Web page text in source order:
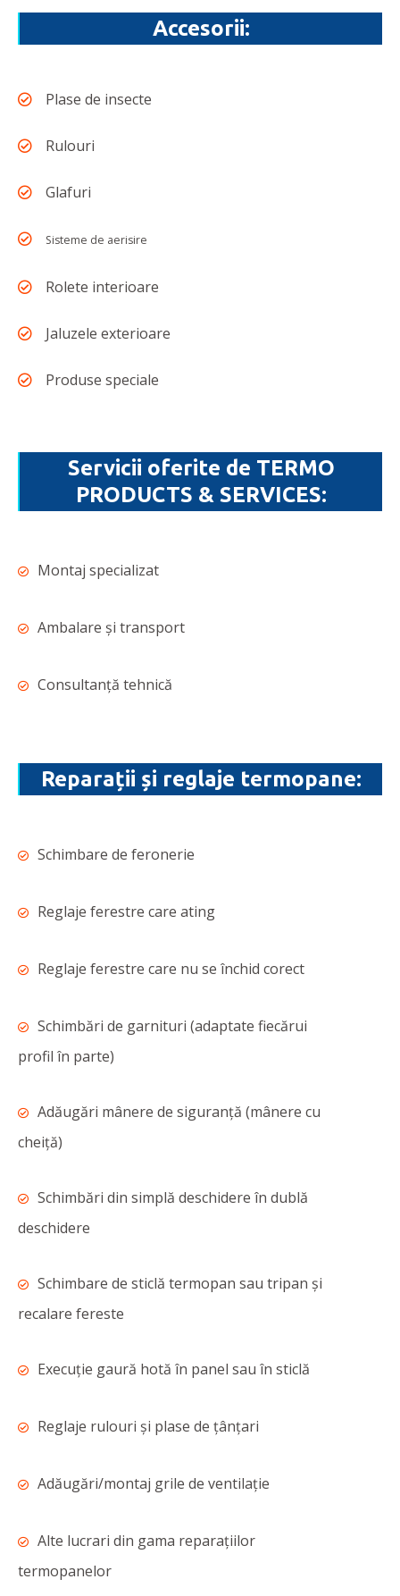
Accesorii:
Plase de insecte
Rulouri
Glafuri
Sisteme de aerisire
Rolete interioare
Jaluzele exterioare
Produse speciale
Servicii oferite de TERMO
PRODUCTS & SERVICES:
Montaj specializat
Ambalare și transport
Consultanță tehnică
Reparații și reglaje termopane:
Schimbare de feronerie
Reglaje ferestre care ating
Reglaje ferestre care nu se închid corect
Schimbări de garnituri (adaptate fiecărui
profil în parte)
Adăugări mânere de siguranță (mânere cu
cheiță)
Schimbări din simplă deschidere în dublă
deschidere
Schimbare de sticlă termopan sau tripan și
recalare fereste
Execuție gaură hotă în panel sau în sticlă
Reglaje rulouri și plase de țânțari
Adăugări/montaj grile de ventilație
Alte lucrari din gama reparațiilor
termopanelor